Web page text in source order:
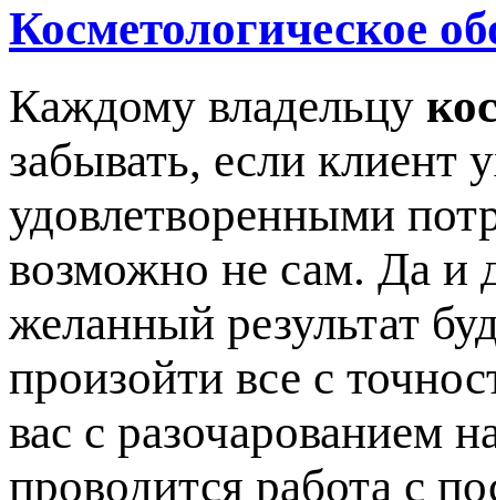
Косметологическое
Каждому владельцу
забывать, если клиент
удовлетворенными
возможно не сам. Да и
желанный результат
произойти все с
вас с разочарованием
проводится работа с